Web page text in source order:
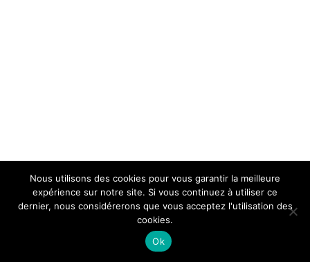
Nous utilisons des cookies pour vous garantir la meilleure
expérience sur notre site. Si vous continuez à utiliser ce
dernier, nous considérerons que vous acceptez l'utilisation des
cookies.
Ok